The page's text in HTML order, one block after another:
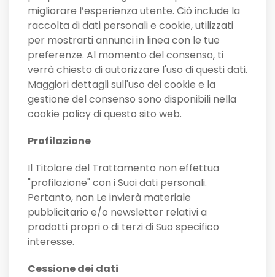
migliorare l’esperienza utente. Ciò include la
raccolta di dati personali e cookie, utilizzati
per mostrarti annunci in linea con le tue
preferenze. Al momento del consenso, ti
verrà chiesto di autorizzare l'uso di questi dati.
Maggiori dettagli sull'uso dei cookie e la
gestione del consenso sono disponibili nella
cookie policy di questo sito web.
Profilazione
Il Titolare del Trattamento non effettua
"profilazione" con i Suoi dati personali.
Pertanto, non Le invierà materiale
pubblicitario e/o newsletter relativi a
prodotti propri o di terzi di Suo specifico
interesse.
Cessione dei dati